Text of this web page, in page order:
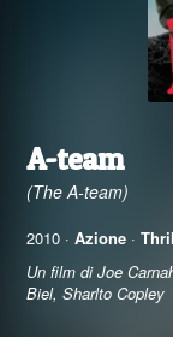
A-team
(The A-team)
2010 · Azione ·
Un film di Joe
Biel, Sharlto Copley